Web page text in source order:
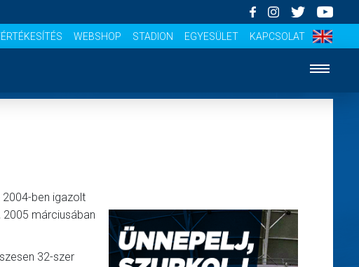
WEBSHOP STADION EGYESÜLET KAPCSOLAT
2004-ben igazolt
2005 márciusában
32-szer